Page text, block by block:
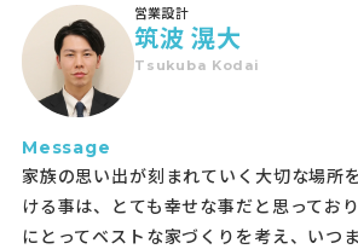
営業設計
筑波 滉大
Tsukuba Kodai
Message
家族の思い出が刻まれていく大切な場所
ける事は、とても幸せな事だと思ってお
にとってベストな家づくりを考え、いつ